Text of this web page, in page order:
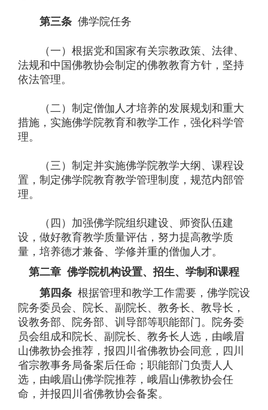
第三条 佛学院任务
（一）根据党和国家有关宗教政策、法律、
法规和中国佛教协会制定的佛教教育方针，坚持
依法管理。
（二）制定僧伽人才培养的发展规划和重大
措施，实施佛学院教育和教学工作，强化科学管
理。
（三）制定并实施佛学院教学大纲、课程设
置，制定佛学院教育教学管理制度，规范内部管
理。
（四）加强佛学院组织建设、师资队伍建
设，做好教育教学质量评估，努力提高教学质
量，培养德才兼备、学修并重的僧伽人才。
第二章 佛学院机构设置、招生、学制和课程
第四条 根据管理和教学工作需要，佛学院设
院务委员会、院长、副院长、教务长、教导长，
设教务部、院务部、训导部等职能部门。院务委
员会组成和院长、副院长、教务长人选，由峨眉
山佛教协会推荐，报四川省佛教协会同意，四川
省宗教事务局备案后任命；职能部门负责人人
选，由峨眉山佛学院推荐，峨眉山佛教协会任
命，并报四川省佛教协会备案。